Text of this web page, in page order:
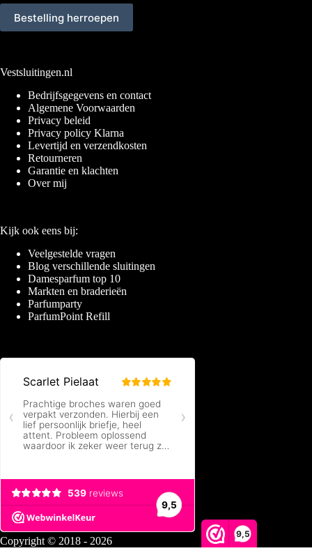
9,5
Bestelling herroepen
Vestsluitingen.nl
Bedrijfsgegevens en contact
Algemene Voorwaarden
Privacy beleid
Privacy policy Klarna
Levertijd en verzendkosten
Retourneren
Garantie en klachten
Over mij
Kijk ook eens bij:
Veelgestelde vragen
Blog verschillende sluitingen
Damesparfum top 10
Markten en braderieën
Parfumparty
ParfumPoint Refill
Copyright © 2018 - 2026